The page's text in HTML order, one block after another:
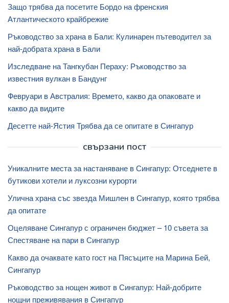
Защо трябва да посетите Бордо на френския
Атлантическото крайбрежие
Ръководство за храна в Бали: Кулинарен пътеводител за
най-добрата храна в Бали
Изследване на Тангкубан Пераху: Ръководство за
известния вулкан в Бандунг
Февруари в Австралия: Времето, какво да опаковате и
какво да видите
Десетте най-Ястия Трябва да се опитате в Сингапур
свързани пост
Уникалните места за настаняване в Сингапур: Отседнете в
бутикови хотели и луксозни курорти
Улична храна със звезда Мишлен в Сингапур, която трябва
да опитате
Оцеляване Сингапур с ограничен бюджет – 10 съвета за
Спестяване на пари в Сингапур
Какво да очаквате като гост на Пясъците на Марина Бей,
Сингапур
Ръководство за нощен живот в Сингапур: Най-добрите
нощни преживявания в Сингапур